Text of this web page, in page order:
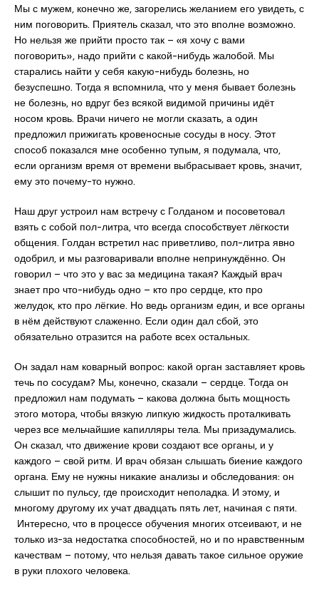
Мы с мужем, конечно же, загорелись желанием его увидеть, с
ним поговорить. Приятель сказал, что это вполне возможно.
Но нельзя же прийти просто так – «я хочу с вами
поговорить», надо прийти с какой-нибудь жалобой. Мы
старались найти у себя какую-нибудь болезнь, но
безуспешно. Тогда я вспомнила, что у меня бывает болезнь
не болезнь, но вдруг без всякой видимой причины идёт
носом кровь. Врачи ничего не могли сказать, а один
предложил прижигать кровеносные сосуды в носу. Этот
способ показался мне особенно тупым, я подумала, что,
если организм время от времени выбрасывает кровь, значит,
ему это почему-то нужно.
Наш друг устроил нам встречу с Голданом и посоветовал
взять с собой пол-литра, что всегда способствует лёгкости
общения. Голдан встретил нас приветливо, пол-литра явно
одобрил, и мы разговаривали вполне непринуждённо. Он
говорил – что это у вас за медицина такая? Каждый врач
знает про что-нибудь одно – кто про сердце, кто про
желудок, кто про лёгкие. Но ведь организм един, и все органы
в нём действуют слаженно. Если один дал сбой, это
обязательно отразится на работе всех остальных.
Он задал нам коварный вопрос: какой орган заставляет кровь
течь по сосудам? Мы, конечно, сказали – сердце. Тогда он
предложил нам подумать – какова должна быть мощность
этого мотора, чтобы вязкую липкую жидкость проталкивать
через все мельчайшие капилляры тела. Мы призадумались.
Он сказал, что движение крови создают все органы, и у
каждого – свой ритм. И врач обязан слышать биение каждого
органа. Ему не нужны никакие анализы и обследования: он
слышит по пульсу, где происходит неполадка. И этому, и
многому другому их учат двадцать пять лет, начиная с пяти.
Интересно, что в процессе обучения многих отсеивают, и не
только из-за недостатка способностей, но и по нравственным
качествам – потому, что нельзя давать такое сильное оружие
в руки плохого человека.